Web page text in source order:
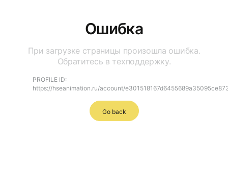
Ошибка
При загрузке страницы произошла ошибка.
Обратитесь в техподдержку.
PROFILE ID:
https://hseanimation.ru/account/
Go back